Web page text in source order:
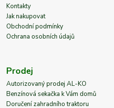
Kontakty
Jak nakupovat
Obchodní podmínky
Ochrana osobních údajů
Prodej
Autorizovaný prodej AL-KO
Benzínová sekačka k Vám domů
Doručení zahradního traktoru